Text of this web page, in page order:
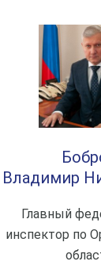
Владимир
Главный
инспектор по